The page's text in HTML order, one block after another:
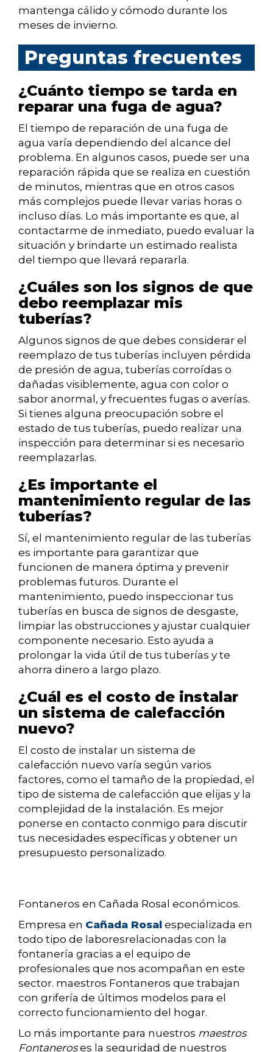
mantenga cálido y cómodo durante los
meses de invierno.
Preguntas frecuentes
¿Cuánto tiempo se tarda en
reparar una fuga de agua?
El tiempo de reparación de una fuga de
agua varía dependiendo del alcance del
problema. En algunos casos, puede ser una
reparación rápida que se realiza en cuestión
de minutos, mientras que en otros casos
más complejos puede llevar varias horas o
incluso días. Lo más importante es que, al
contactarme de inmediato, puedo evaluar la
situación y brindarte un estimado realista
del tiempo que llevará repararla.
¿Cuáles son los signos de que
debo reemplazar mis
tuberías?
Algunos signos de que debes considerar el
reemplazo de tus tuberías incluyen pérdida
de presión de agua, tuberías corroídas o
dañadas visiblemente, agua con color o
sabor anormal, y frecuentes fugas o averías.
Si tienes alguna preocupación sobre el
estado de tus tuberías, puedo realizar una
inspección para determinar si es necesario
reemplazarlas.
¿Es importante el
mantenimiento regular de las
tuberías?
Sí, el mantenimiento regular de las tuberías
es importante para garantizar que
funcionen de manera óptima y prevenir
problemas futuros. Durante el
mantenimiento, puedo inspeccionar tus
tuberías en busca de signos de desgaste,
limpiar las obstrucciones y ajustar cualquier
componente necesario. Esto ayuda a
prolongar la vida útil de tus tuberías y te
ahorra dinero a largo plazo.
¿Cuál es el costo de instalar
un sistema de calefacción
nuevo?
El costo de instalar un sistema de
calefacción nuevo varía según varios
factores, como el tamaño de la propiedad, el
tipo de sistema de calefacción que elijas y la
complejidad de la instalación. Es mejor
ponerse en contacto conmigo para discutir
tus necesidades específicas y obtener un
presupuesto personalizado.
Fontaneros en Cañada Rosal económicos.
Empresa en Cañada Rosal especializada en
todo tipo de laboresrelacionadas con la
fontanería gracias a el equipo de
profesionales que nos acompañan en este
sector. maestros Fontaneros que trabajan
con grifería de últimos modelos para el
correcto funcionamiento del hogar.
Lo más importante para nuestros maestros
Fontaneroses la seguridad de nuestros